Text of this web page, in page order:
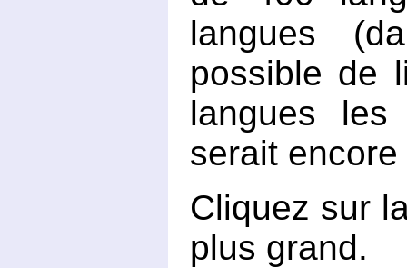
langues
possible de
langues
serait
Cliquez sur
plus grand.